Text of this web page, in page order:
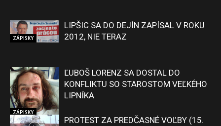
ZÁPISKY
LIPŠIC SA DO DEJÍN ZAPÍSAL V ROKU
2012, NIE TERAZ
ZÁPISKY
ĽUBOŠ LORENZ SA DOSTAL DO
KONFLIKTU SO STAROSTOM VEĽKÉHO
LIPNÍKA
PROTEST ZA PREDČASNÉ VOĽBY (15.